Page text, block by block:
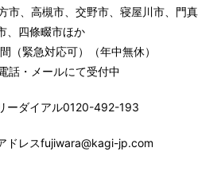
市、高槻市、交野市、寝屋川市、門真
、四條畷市ほか
（緊急対応可）（年中無休）
話・メールにて受付中
ーダイアル0120-492-193
ドレスfujiwara@kagi-jp.com